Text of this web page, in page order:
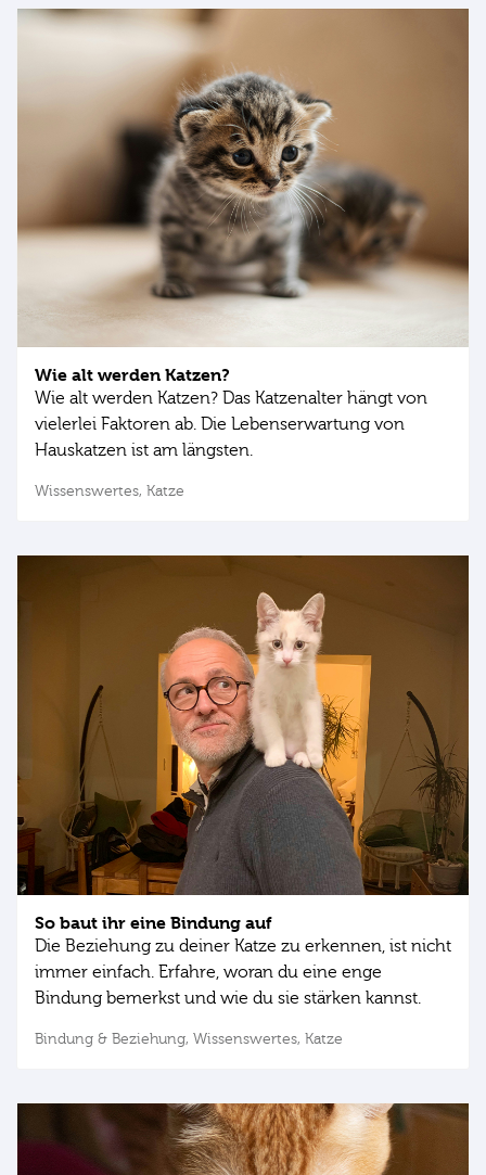
Wie alt werden Katzen?
Wie alt werden Katzen? Das Katzenalter hängt von
vielerlei Faktoren ab. Die Lebenserwartung von
Hauskatzen ist am längsten.
Wissenswertes, Katze
So baut ihr eine Bindung auf
Die Beziehung zu deiner Katze zu erkennen, ist nicht
immer einfach. Erfahre, woran du eine enge
Bindung bemerkst und wie du sie stärken kannst.
Bindung & Beziehung, Wissenswertes, Katze